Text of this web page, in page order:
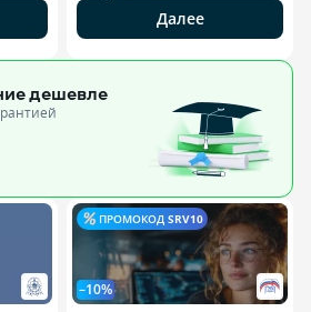
Далее
дешевле
ПРОМОКОД SRV10
–10%